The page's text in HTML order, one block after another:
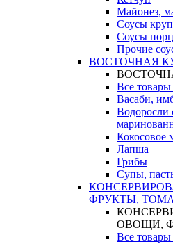
Майонез,
Соусы
Соусы
Прочие
ВОСТОЧНАЯ
Все товары
Васаби,
Водоросли
Кокосовое
Лапша
Грибы
Супы,
ФРУКТЫ,
ОВОЩИ,
Все товары